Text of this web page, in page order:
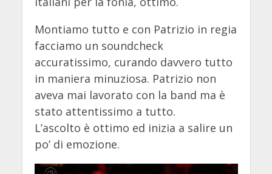
Montiamo tutto e con Patrizio in regia
facciamo un soundcheck
accuratissimo, curando davvero tutto
in maniera minuziosa. Patrizio non
aveva mai lavorato con la band ma è
stato attentissimo a tutto.
L’ascolto è ottimo ed inizia a salire un
po’ di emozione.